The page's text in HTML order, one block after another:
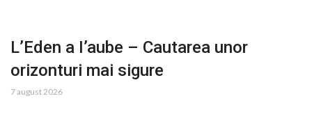
L’Eden a I’aube – Cautarea unor
orizonturi mai sigure
7 august 2026